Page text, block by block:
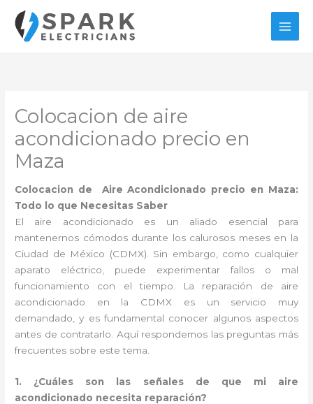
contenido
Colocacion de aire
acondicionado precio en
Maza
Colocacion de Aire Acondicionado precio en Maza:
Todo lo que Necesitas Saber
El aire acondicionado es un aliado esencial para
mantenernos cómodos durante los calurosos meses en la
Ciudad de México (CDMX). Sin embargo, como cualquier
aparato eléctrico, puede experimentar fallos o mal
funcionamiento con el tiempo. La reparación de aire
acondicionado en la CDMX es un servicio muy
demandado, y es fundamental conocer algunos aspectos
antes de contratarlo. Aquí respondemos las preguntas más
frecuentes sobre este tema.
1. ¿Cuáles son las señales de que mi aire
acondicionado necesita reparación?